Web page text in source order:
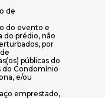
de
do evento e
do prédio, não
por
públicas do
do Condomínio
e/ou
emprestado,